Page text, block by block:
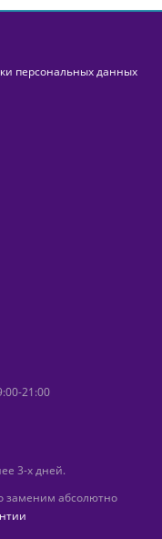
персональных данных
21:00
3-х дней.
заменим абсолютно